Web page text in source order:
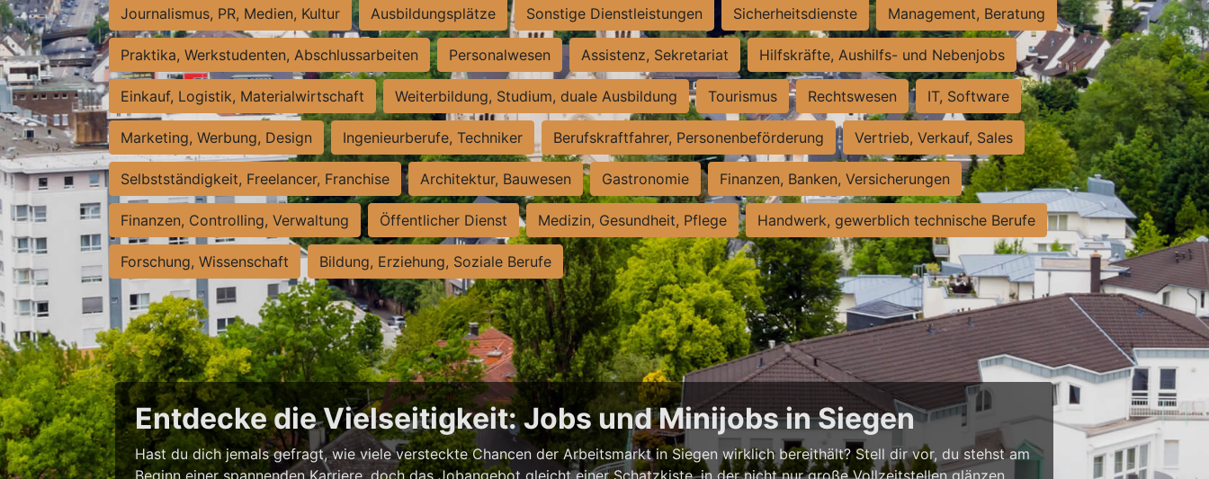
Journalismus, PR, Medien, Kultur Ausbildungsplätze Sonstige Dienstleistungen Sicherheitsdienste Management, Beratung
Praktika, Werkstudenten, Abschlussarbeiten Personalwesen Assistenz, Sekretariat Hilfskräfte, Aushilfs- und Nebenjobs
Einkauf, Logistik, Materialwirtschaft Weiterbildung, Studium, duale Ausbildung Tourismus Rechtswesen IT, Software
Marketing, Werbung, Design Ingenieurberufe, Techniker Berufskraftfahrer, Personenbeförderung Vertrieb, Verkauf, Sales
Selbstständigkeit, Freelancer, Franchise Architektur, Bauwesen Gastronomie Finanzen, Banken, Versicherungen
Finanzen, Controlling, Verwaltung Öffentlicher Dienst Medizin, Gesundheit, Pflege Handwerk, gewerblich technische Berufe
Forschung, Wissenschaft Bildung, Erziehung, Soziale Berufe
Entdecke die Vielseitigkeit: Jobs und Minijobs in Siegen
Hast du dich jemals gefragt, wie viele versteckte Chancen der Arbeitsmarkt in Siegen wirklich bereithält? Stell dir vor, du stehst am